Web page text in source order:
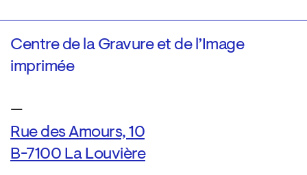
Centre de la Gravure et de l’Image
imprimée
—
Rue des Amours, 10
B-7100 La Louvière